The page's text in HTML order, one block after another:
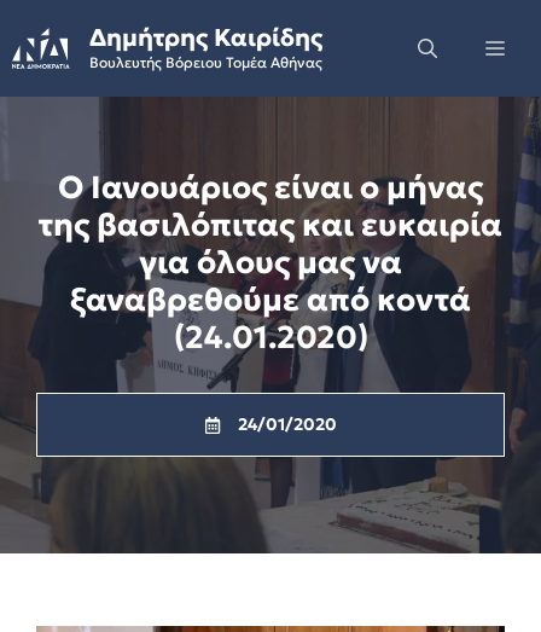
to
content
Δημήτρης Καιρίδης
Βουλευτής Βόρειου Τομέα Αθήνας
Ο Ιανουάριος είναι ο μήνας
της βασιλόπιτας και ευκαιρία
για όλους μας να
ξαναβρεθούμε από κοντά
(24.01.2020)
24/01/2020